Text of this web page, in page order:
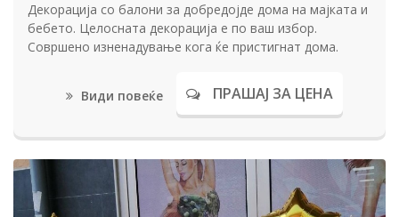
Декорација со балони за добредојде дома на мајката и
бебето. Целосната декорација е по ваш избор.
Совршено изненадување кога ќе пристигнат дома.
Види повеќе ПРАШАЈ ЗА ЦЕНА